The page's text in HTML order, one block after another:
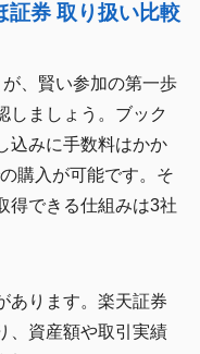
証券 取り扱い比較
、賢い参加の第一歩
しましょう。ブック
込みに手数料はかか
購入が可能です。そ
得できる仕組みは3社
あります。楽天証券
、資産額や取引実績